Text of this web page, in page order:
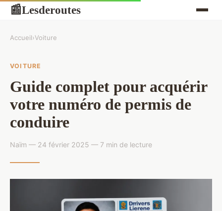
📰Lesderoutes
Accueil›Voiture
VOITURE
Guide complet pour acquérir
votre numéro de permis de
conduire
Naïm — 24 février 2025 — 7 min de lecture